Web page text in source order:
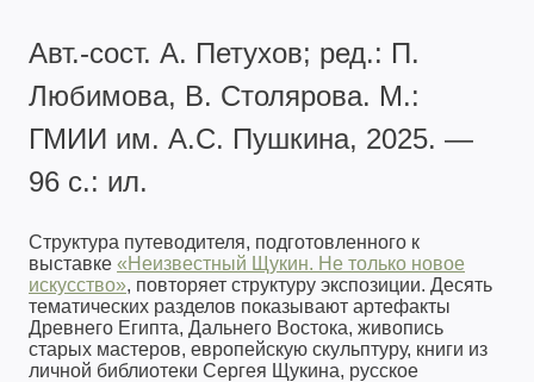
Авт.-сост. А. Петухов; ред.: П.
Любимова, В. Столярова. М.:
ГМИИ им. А.С. Пушкина, 2025. —
96 с.: ил.
Структура путеводителя, подготовленного к
выставке «Неизвестный Щукин. Не только новое
искусство», повторяет структуру экспозиции. Десять
тематических разделов показывают артефакты
Древнего Египта, Дальнего Востока, живопись
старых мастеров, европейскую скульптуру, книги из
личной библиотеки Сергея Щукина, русское